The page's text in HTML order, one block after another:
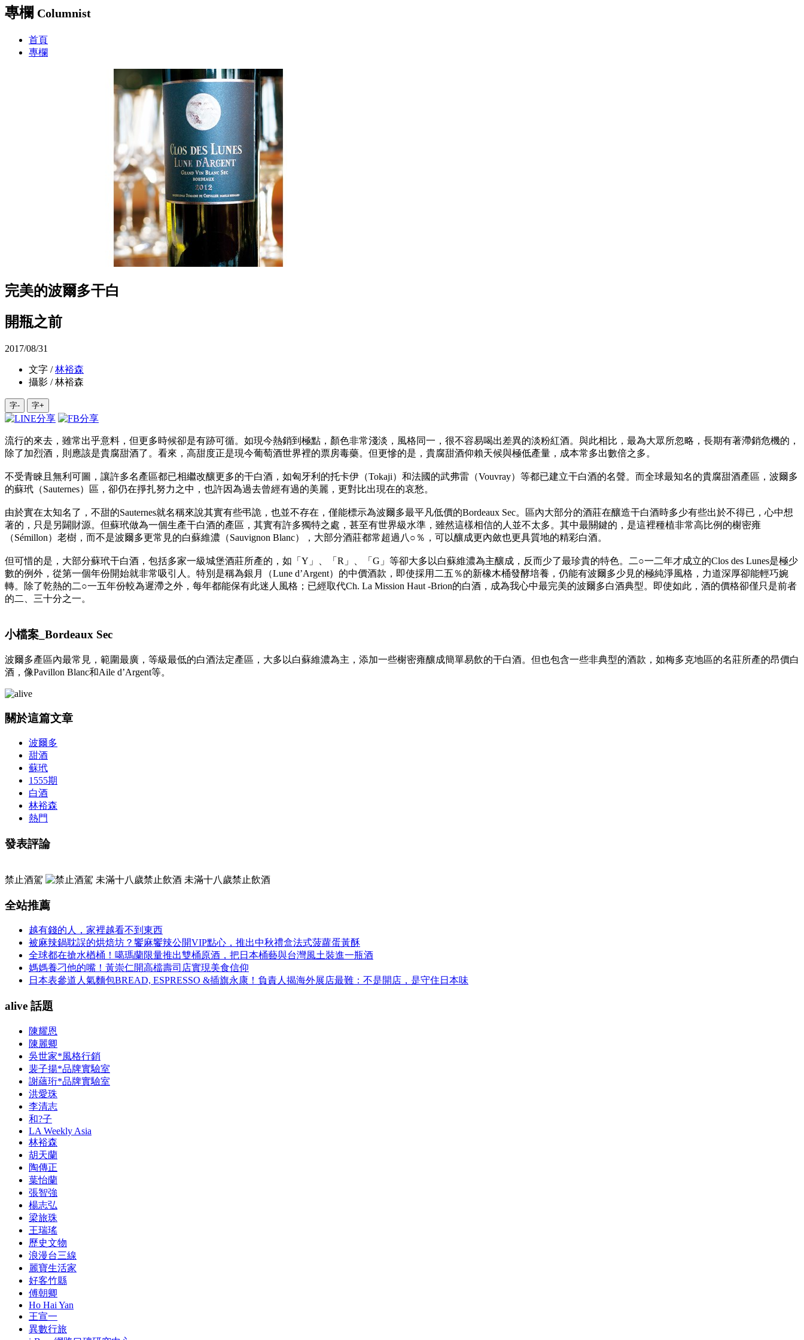
專欄 Columnist
首頁
專欄
完美的波爾多干白
開瓶之前
2017/08/31
文字 /林裕森
攝影 / 林裕森
字- 字+
流行的來去，雖常出乎意料，但更多時候卻是有跡可循。如現今熱銷到極點，顏色非常淺淡，風格同一，很不容易喝出差異的淡粉紅酒。與此相比，最為大眾所忽略，長期有著滯銷危機的，
除了加烈酒，則應該是貴腐甜酒了。看來，高甜度正是現今葡萄酒世界裡的票房毒藥。但更慘的是，貴腐甜酒仰賴天候與極低產量，成本常多出數倍之多。
不受青睞且無利可圖，讓許多名產區都已相繼改釀更多的干白酒，如匈牙利的托卡伊（Tokaji）和法國的武弗雷（Vouvray）等都已建立干白酒的名聲。而全球最知名的貴腐甜酒產區，波爾多
的蘇玳（Sauternes）區，卻仍在掙扎努力之中，也許因為過去曾經有過的美麗，更對比出現在的哀愁。
由於實在太知名了，不甜的Sauternes就名稱來說其實有些弔詭，也並不存在，僅能標示為波爾多最平凡低價的Bordeaux Sec。區內大部分的酒莊在釀造干白酒時多少有些出於不得已，心中想
著的，只是另闢財源。但蘇玳做為一個生產干白酒的產區，其實有許多獨特之處，甚至有世界級水準，雖然這樣相信的人並不太多。其中最關鍵的，是這裡種植非常高比例的榭密雍
（Sémillon）老樹，而不是波爾多更常見的白蘇維濃（Sauvignon Blanc），大部分酒莊都常超過八○％，可以釀成更內斂也更具質地的精彩白酒。
但可惜的是，大部分蘇玳干白酒，包括多家一級城堡酒莊所產的，如「Y」、「R」、「G」等卻大多以白蘇維濃為主釀成，反而少了最珍貴的特色。二○一二年才成立的Clos des Lunes是極少
數的例外，從第一個年份開始就非常吸引人。特別是稱為銀月（Lune d’Argent）的中價酒款，即使採用二五％的新橡木桶發酵培養，仍能有波爾多少見的極純淨風格，力道深厚卻能輕巧婉
轉。除了乾熱的二○一五年份較為遲滯之外，每年都能保有此迷人風格；已經取代Ch. La Mission Haut -Brion的白酒，成為我心中最完美的波爾多白酒典型。即使如此，酒的價格卻僅只是前者
的二、三十分之一。
小檔案_Bordeaux Sec
波爾多產區內最常見，範圍最廣，等級最低的白酒法定產區，大多以白蘇維濃為主，添加一些榭密雍釀成簡單易飲的干白酒。但也包含一些非典型的酒款，如梅多克地區的名莊所產的昂價白
酒，像Pavillon Blanc和Aile d’Argent等。
關於這篇文章
波爾多
甜酒
蘇玳
1555期
白酒
林裕森
熱門
發表評論
禁止酒駕 未滿十八歲禁止飲酒
全站推薦
越有錢的人，家裡越看不到東西
被麻辣鍋耽誤的烘焙坊？饗麻饗辣公開VIP點心，推出中秋禮盒法式菠蘿蛋黃酥
全球都在搶水楢桶！噶瑪蘭限量推出雙桶原酒，把日本桶藝與台灣風土裝進一瓶酒
媽媽養刁他的嘴！黃崇仁開高檔壽司店實現美食信仰
日本表參道人氣麵包BREAD, ESPRESSO &插旗永康！負責人揭海外展店最難：不是開店，是守住日本味
alive 話題
陳耀恩
陳麗卿
吳世家*風格行銷
裴子揚*品牌實驗室
謝蘊珩*品牌實驗室
洪愛珠
李清志
和?子
LA Weekly Asia
林裕森
胡天蘭
陶傳正
葉怡蘭
張智強
楊志弘
梁旅珠
王瑞瑤
歷史文物
浪漫台三線
麗寶生活家
好客竹縣
傅朝卿
Ho Hai Yan
王宣一
異數行旅